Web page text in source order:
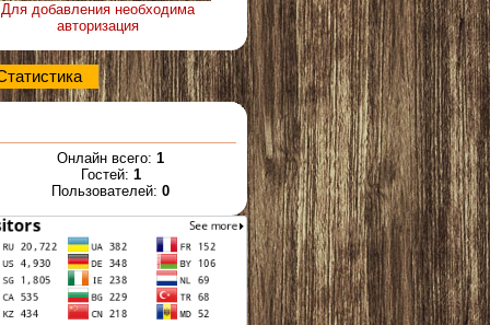
Для добавления необходима
авторизация
Онлайн всего: 1
Гостей: 1
Пользователей: 0